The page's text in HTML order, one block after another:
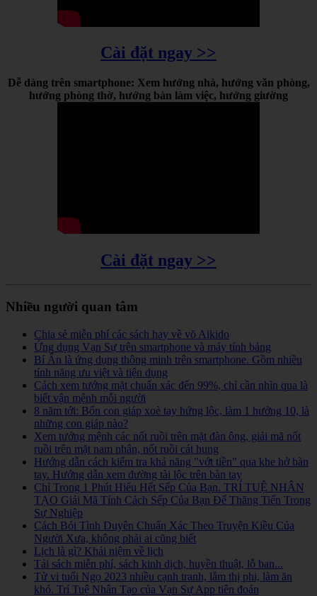
Cài đặt ngay >>
Dễ dàng trên smartphone: Xem hướng nhà, hướng văn phòng,
hướng phòng thờ, hướng bàn làm việc, hướng giường
Cài đặt ngay >>
Nhiều người quan tâm
Chia sẻ miễn phí các sách hay về võ Aikido
Ứng dụng Vạn Sự trên smartphone và máy tính bảng
Bí Ẩn là ứng dụng thông minh trên smartphone. Gồm nhiều
tính năng ưu việt và tiện dụng
Cách xem tướng mặt chuẩn xác đến 99%, chỉ cần nhìn qua là
biết vận mệnh mỗi người
8 năm tới: Bốn con giáp xoè tay hứng lộc, làm 1 hưởng 10, là
những con giáp nào?
Xem tướng mệnh các nốt ruồi trên mặt đàn ông, giải mã nốt
ruồi trên mặt nam nhân, nốt ruồi cát hung
Hướng dẫn cách kiểm tra khả năng "vớt tiền" qua khe hở bàn
tay. Hướng dẫn xem đường tài lộc trên bàn tay
Chỉ Trong 1 Phút Hiểu Hết Sếp Của Bạn. TRÍ TUỆ NHÂN
TẠO Giải Mã Tính Cách Sếp Của Bạn Để Thăng Tiến Trong
Sự Nghiệp
Cách Bói Tình Duyên Chuẩn Xác Theo Truyện Kiều Của
Người Xưa, không phải ai cũng biết
Lịch là gì? Khái niệm về lịch
Tải sách miễn phí, sách kinh dịch, huyền thuật, lỗ ban...
Tử vi tuổi Ngọ 2023 nhiều cạnh tranh, lắm thị phi, làm ăn
khó. Trí Tuệ Nhân Tạo của Vạn Sự App tiên đoán